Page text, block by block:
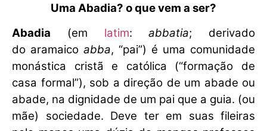
Uma Abadia? o que vem a ser?
Abadia (em latim:abbatia; derivado
do aramaico abba, “pai”) é uma comunidade
monástica cristã e católica (“formação de
casa formal”), sob a direção de um abade ou
abade, na dignidade de um pai que a guia. (ou
mãe) sociedade. Deve ter em suas fileiras